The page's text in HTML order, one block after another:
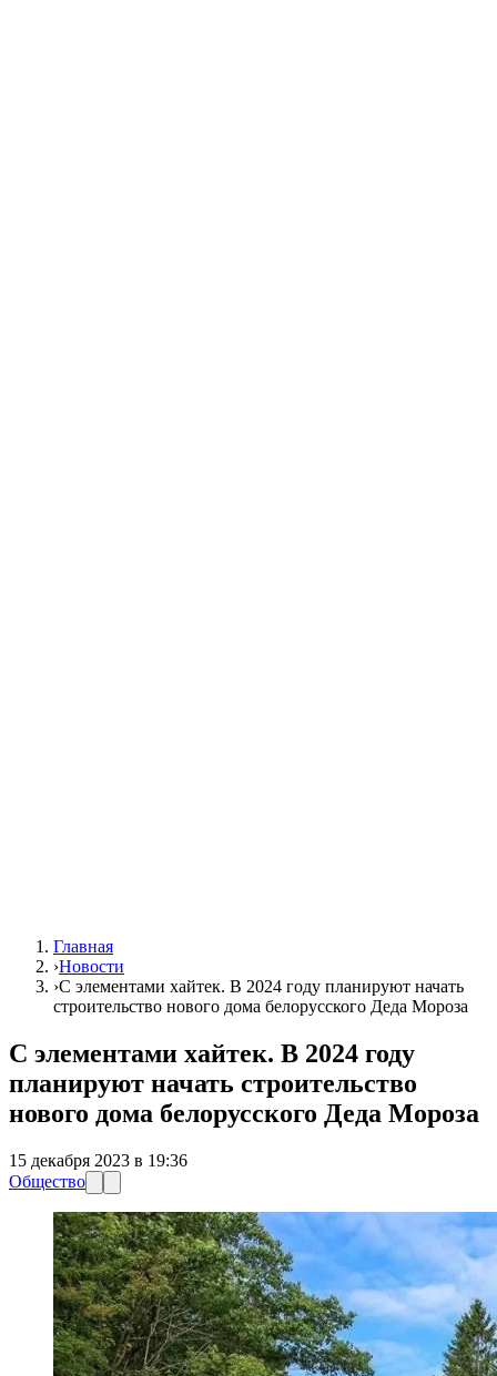
Главная
›Новости
›С элементами хайтек. В 2024 году планируют начать
строительство нового дома белорусского Деда Мороза
С элементами хайтек. В 2024 году
планируют начать строительство
нового дома белорусского Деда Мороза
15 декабря 2023 в 19:36
Общество